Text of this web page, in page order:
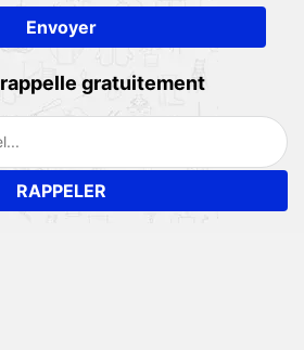
gratuitement